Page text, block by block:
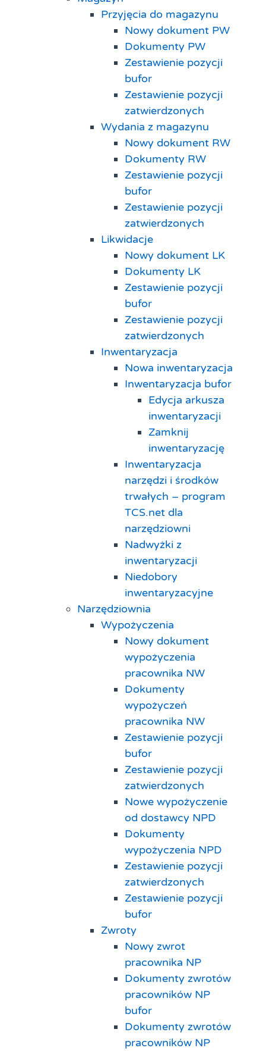
Przyjęcia do magazynu
Nowy dokument PW
Dokumenty PW
Zestawienie pozycji
bufor
Zestawienie pozycji
zatwierdzonych
Wydania z magazynu
Nowy dokument RW
Dokumenty RW
Zestawienie pozycji
bufor
Zestawienie pozycji
zatwierdzonych
Likwidacje
Nowy dokument LK
Dokumenty LK
Zestawienie pozycji
bufor
Zestawienie pozycji
zatwierdzonych
Inwentaryzacja
Nowa inwentaryzacja
Inwentaryzacja bufor
Edycja arkusza
inwentaryzacji
Zamknij
inwentaryzację
Inwentaryzacja
narzędzi i środków
trwałych – program
TCS.net dla
narzędziowni
Nadwyżki z
inwentaryzacji
Niedobory
inwentaryzacyjne
Narzędziownia
Wypożyczenia
Nowy dokument
wypożyczenia
pracownika NW
Dokumenty
wypożyczeń
pracownika NW
Zestawienie pozycji
bufor
Zestawienie pozycji
zatwierdzonych
Nowe wypożyczenie
od dostawcy NPD
Dokumenty
wypożyczenia NPD
Zestawienie pozycji
zatwierdzonych
Zestawienie pozycji
bufor
Zwroty
Nowy zwrot
pracownika NP
Dokumenty zwrotów
pracowników NP
bufor
Dokumenty zwrotów
pracowników NP